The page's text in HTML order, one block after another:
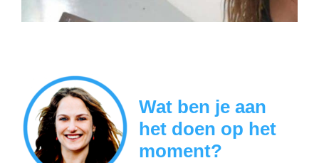
Wat ben je aan
het doen op het
moment?